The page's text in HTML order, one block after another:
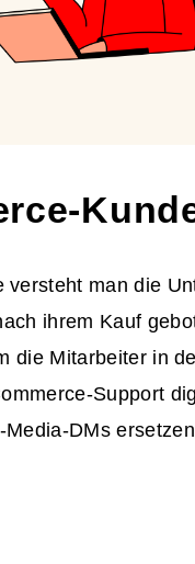
man die
ihrem Kauf
die Mitarbeiter in
Support
DMs